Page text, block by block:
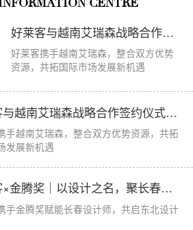
CENTRE
好莱客与越南艾瑞森战略合作签约仪式圆满举...
好莱客携手越南艾瑞森，整合双方优势
资源，共拓国际市场发展新机遇
好莱客与越南艾瑞森战略合作签约仪式圆满举...
手越南艾瑞森，整合双方优势资源，共拓
发展新机遇
好莱客×金腾奖｜以设计之名，聚长春力量，...
手金腾奖赋能长春设计师，共启东北设计